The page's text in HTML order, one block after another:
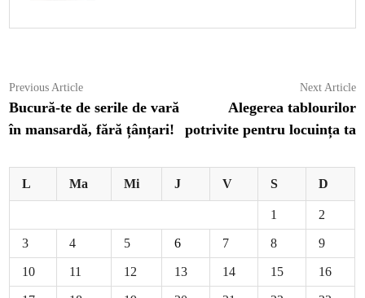
Navigare
în
articole
Previous ArticlePrevious
article:
Bucură-te de serile de vară
în mansardă, fără țânțari!
Next Article
Alegerea tablourilor
potrivite pentru locuința ta
L Ma Mi J V S D
1 2
3 4 5 6 7 8 9
10 11 12 13 14 15 16